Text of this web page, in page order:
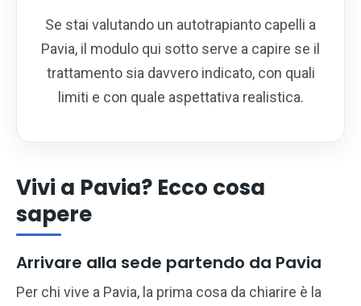
Se stai valutando un autotrapianto capelli a
Pavia, il modulo qui sotto serve a capire se il
trattamento sia davvero indicato, con quali
limiti e con quale aspettativa realistica.
Vivi a Pavia? Ecco cosa
sapere
Arrivare alla sede partendo da Pavia
Per chi vive a Pavia, la prima cosa da chiarire è la